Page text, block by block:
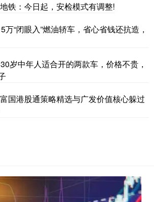
铁：今日起，安检模式有调整!
“闭眼入”燃油轿车，省心省钱还抗造，
岁中年人适合开的两款车，价格不贵，
国港股通策略精选与广发价值核心躲过